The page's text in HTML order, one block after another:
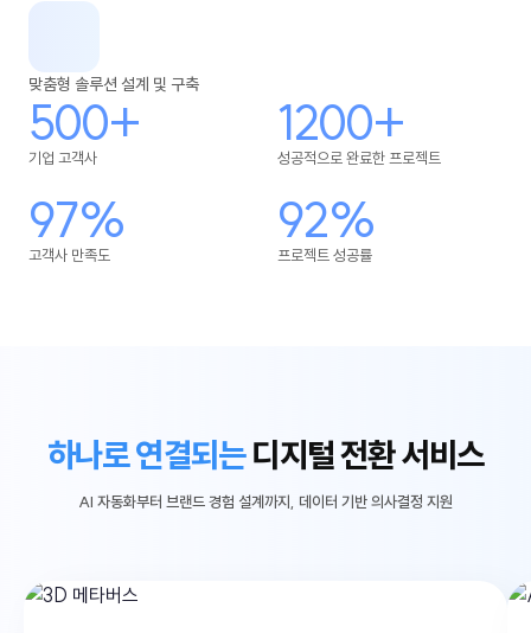
맞춤형 솔루션 설계 및 구축
500+
기업 고객사
1200+
성공적으로 완료한 프로젝트
97%
고객사 만족도
92%
프로젝트 성공률
하나로 연결되는디지털 전환 서비스
AI 자동화부터 브랜드 경험 설계까지, 데이터 기반 의사결정 지원